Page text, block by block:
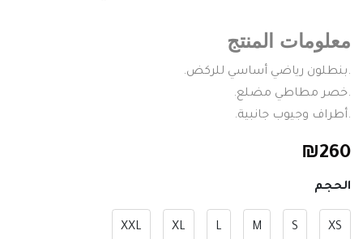
معلومات المنتج
.بنطلون رياضي أساسي للركض.
.خصر مطاطي مضلع.
.أطراف وجيوب جانبية.
₪260
الحجم
XS
S
M
L
XL
XXL